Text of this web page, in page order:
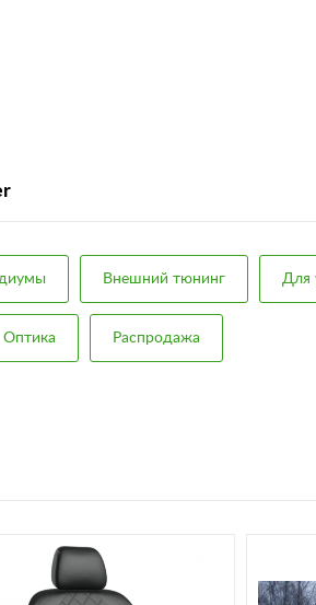
Внешний тюнинг Для
Оптика Распродажа